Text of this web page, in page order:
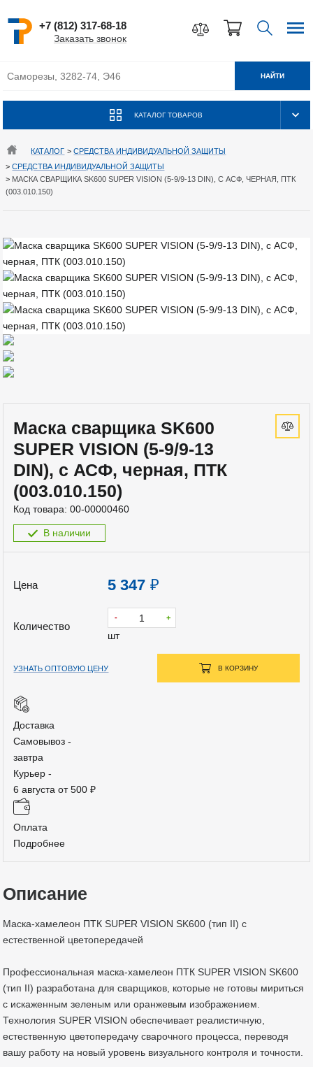
+7 (812) 317-68-18
Заказать звонок
КАТАЛОГ ТОВАРОВ
НАЙТИ
КАТАЛОГ >СРЕДСТВА ИНДИВИДУАЛЬНОЙ ЗАЩИТЫ
>СРЕДСТВА ИНДИВИДУАЛЬНОЙ ЗАЩИТЫ
> МАСКА СВАРЩИКА SK600 SUPER VISION (5-9/9-13 DIN), С АСФ, ЧЕРНАЯ, ПТК
(003.010.150)
Маска сварщика SK600
SUPER VISION (5-9/9-13
DIN), с АСФ, черная, ПТК
(003.010.150)
Код товара: 00-00000460
В наличии
Цена 5 347 ₽
Количество
- +
шт
УЗНАТЬ ОПТОВУЮ ЦЕНУ В КОРЗИНУ
Доставка
Самовывоз -
завтра
Курьер -
6 августа от 500 ₽
Оплата
Подробнее
Описание
Маска-хамелеон ПТК SUPER VISION SK600 (тип II) с
естественной цветопередачей
Профессиональная маска-хамелеон ПТК SUPER VISION SK600
(тип II) разработана для сварщиков, которые не готовы мириться
с искаженным зеленым или оранжевым изображением.
Технология SUPER VISION обеспечивает реалистичную,
естественную цветопередачу сварочного процесса, переводя
вашу работу на новый уровень визуального контроля и точности.